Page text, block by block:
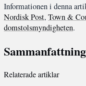
Informationen i denna
Nordisk Post, Town &
domstolsmyndigheten.
Sammanfattning
Relaterade artiklar